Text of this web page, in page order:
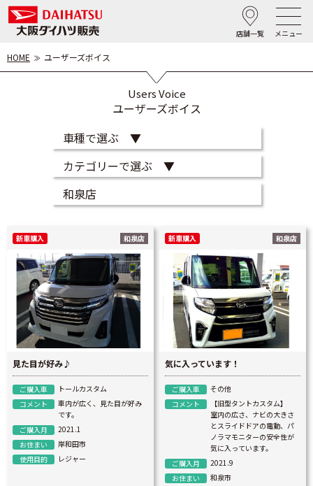
店舗一覧 メニュー
HOME ユーザーズボイス
Users Voice
ユーザーズボイス
新車購入 和泉店
見た目が好み♪
ご購入車
トールカスタム
コメント
車内が広く、見た目が好み
です。
ご購入月
2021.1
お住まい
岸和田市
使用目的
レジャー
新車購入 和泉店
気に入っています！
ご購入車
その他
コメント
【旧型タントカスタム】
室内の広さ、ナビの大きさ
とスライドドアの電動、パ
ノラマモニターの安全性が
気に入っています。
ご購入月
2021.9
お住まい
和泉市